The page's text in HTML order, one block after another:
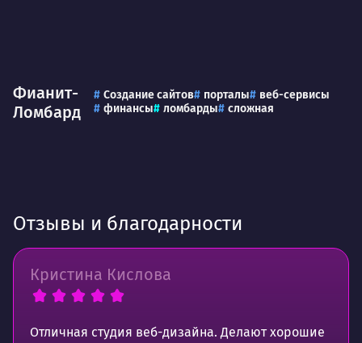
Фианит-
Ломбард
Создание сайтов порталы
веб-сервисы
финансы
ломбарды сложная
Отзывы и благодарности
Кристина Кислова
Отличная студия веб-дизайна. Делают хорошие